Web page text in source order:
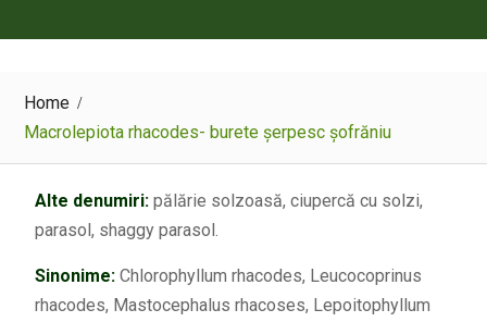
Home
Macrolepiota rhacodes- burete șerpesc șofrăniu
Alte denumiri: pălărie solzoasă, ciupercă cu solzi,
parasol, shaggy parasol.
Sinonime: Chlorophyllum rhacodes, Leucocoprinus
rhacodes, Mastocephalus rhacoses, Lepoitophyllum